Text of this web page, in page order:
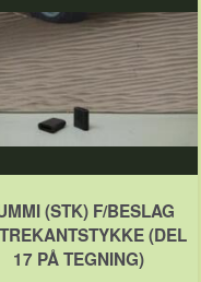
(STK) F/BESLAG
(DEL
17 PÅ TEGNING)